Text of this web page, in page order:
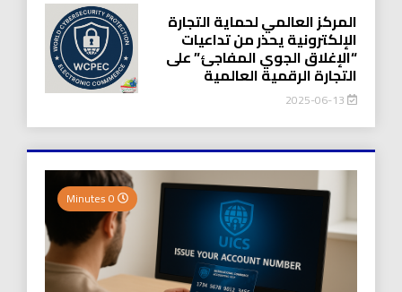
المركز العالمي لحماية التجارة
الإلكترونية يحذر من تداعيات
“الإغلاق الجوي المفاجئ” على
التجارة الرقمية العالمية
2025-06-13